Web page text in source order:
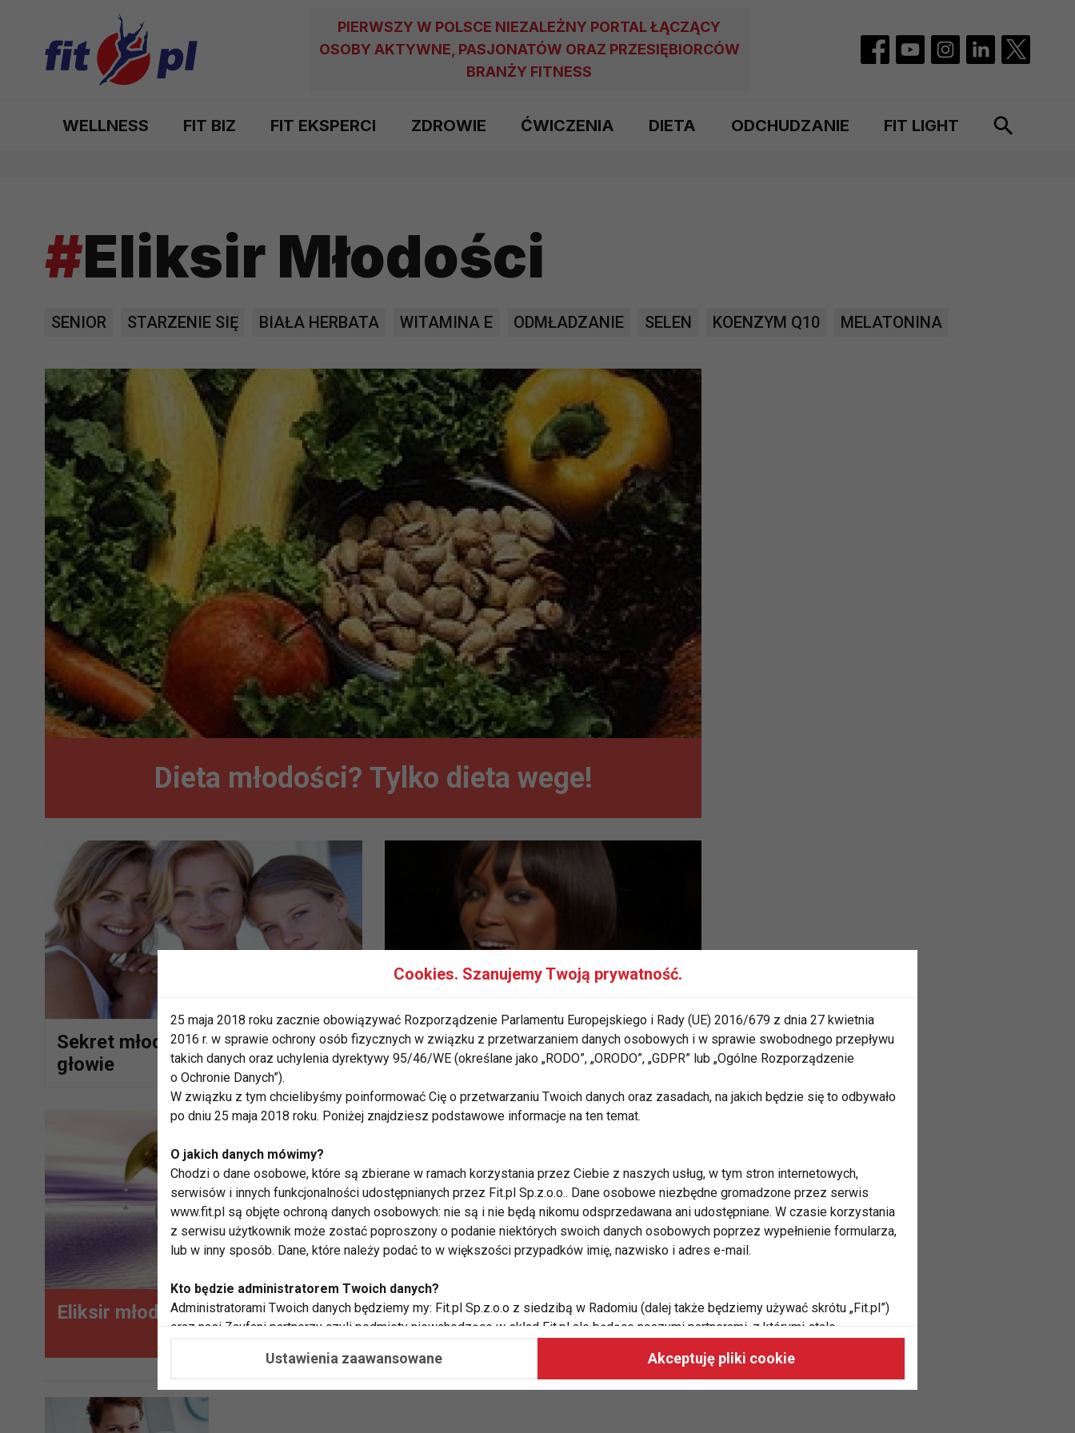
PIERWSZY W POLSCE NIEZALEŻNY PORTAL ŁĄCZĄCY
OSOBY AKTYWNE, PASJONATÓW ORAZ PRZESIĘBIORCÓW
BRANŻY FITNESS
WELLNESS FIT BIZ FIT EKSPERCI ZDROWIE ĆWICZENIA DIETA ODCHUDZANIE FIT LIGHT
#Eliksir Młodości
SENIOR STARZENIE SIĘ BIAŁA HERBATA WITAMINA E ODMŁADZANIE SELEN KOENZYM Q10 MELATONINA
Dieta młodości? Tylko dieta wege!
Sekret młodości siedzi w naszej
głowie
Jak odmładzają się gwiazdy
Eliksir młodości
Biała herbata - eliksir młodości i
Cookies. Szanujemy Twoją prywatność.
25 maja 2018 roku zacznie obowiązywać Rozporządzenie Parlamentu Europejskiego i Rady (UE) 2016/679 z dnia 27 kwietnia
2016 r. w sprawie ochrony osób fizycznych w związku z przetwarzaniem danych osobowych i w sprawie swobodnego przepływu
takich danych oraz uchylenia dyrektywy 95/46/WE (określane jako „RODO”, „ORODO”, „GDPR” lub „Ogólne Rozporządzenie
o Ochronie Danych”).
W związku z tym chcielibyśmy poinformować Cię o przetwarzaniu Twoich danych oraz zasadach, na jakich będzie się to odbywało
po dniu 25 maja 2018 roku. Poniżej znajdziesz podstawowe informacje na ten temat.
O jakich danych mówimy?
Chodzi o dane osobowe, które są zbierane w ramach korzystania przez Ciebie z naszych usług, w tym stron internetowych,
serwisów i innych funkcjonalności udostępnianych przez Fit.pl Sp.z.o.o.. Dane osobowe niezbędne gromadzone przez serwis
www.fit.pl są objęte ochroną danych osobowych: nie są i nie będą nikomu odsprzedawana ani udostępniane. W czasie korzystania
z serwisu użytkownik może zostać poproszony o podanie niektórych swoich danych osobowych poprzez wypełnienie formularza,
lub w inny sposób. Dane, które należy podać to w większości przypadków imię, nazwisko i adres e-mail.
Kto będzie administratorem Twoich danych?
Administratorami Twoich danych będziemy my: Fit.pl Sp.z.o.o z siedzibą w Radomiu (dalej także będziemy używać skrótu „Fit.pl”)
oraz nasi Zaufani partnerzy czyli podmioty niewchodzące w skład Fit.pl ale będące naszymi partnerami, z którymi stale
potrzeb i zainteresowań.
Dlaczego chcemy przetwarzać Twoje dane?
Przetwarzamy te dane w celach, aby:
Ustawienia zaawansowane Akceptuję pliki cookie